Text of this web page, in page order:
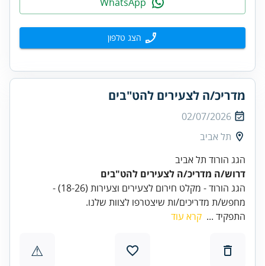
הצג טלפון
מדריכ/ה לצעירים להט"בים
02/07/2026
תל אביב
הגג הורוד תל אביב
דרוש/ה מדריכ/ה לצעירים להט"בים
מחפש/ת מדריכים/ות שיצטרפו לצוות שלנו.
התפקיד ... קרא עוד
⚠